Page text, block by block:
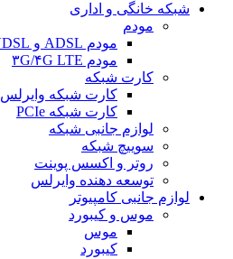
شبکه خانگی و اداری
مودم
مودم ADSL و VDSL
مودم ۳G/۴G LTE
کارت شبکه
کارت شبکه وایرلس USB
کارت شبکه PCIe
لوازم جانبی شبکه
سوییچ شبکه
روتر و اکسس پوینت
توسعه دهنده وایرلس
لوازم جانبی کامپیوتر
موس و کیبورد
موس
کیبورد